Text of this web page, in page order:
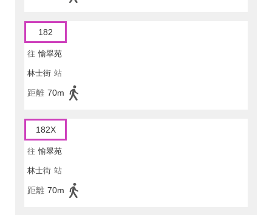
182
往 愉翠苑
林士街 站
距離 70m
182X
往 愉翠苑
林士街 站
距離 70m